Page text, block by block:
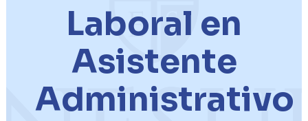
Laboral en
Asistente
Administrativo